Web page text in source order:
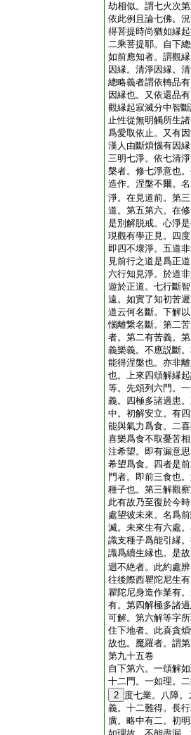
劫相似。謂七火次
依此例且論七佛。
得菩提時尚猶如縁
二乘菩提耶。自下
如前應知者。謂觀
因縁。清淨因縁。
總略義者謂依轉品
因縁也。又依還品
觀縁起寂滅分中智
止性從無明觸所生
爲愛取依止。又有
漢人由斷煩惱有因
三明七淨。依七清
槃者。修七淨意也
造作。涅槃不爾。
淨。在見道前。第
道。第五第六。在
是別解脱戒。心淨
現觀有學正見。四
即四不壞淨。五道
見前行之道是爲正
六行知見淨。於道
遊於正道。七行斷
遠。如實了知初苦
道云何名斷。下解
惱離繋名斷。第二
者。第二有苦義。
義樂義。不應説斷
能得涅槃也。亦非
也。上來四頌解縁
等。先頌列六門。
義。四極多諸過患
中。初解安立。有
能與氣力爲食。二
喜樂爲食不取憂苦
注希望。即有漏意
希望爲食。四者是
門者。即前三食也
種子也。第三解觀
此有故乃至復於今
處望彼未來。名爲
滅。未來生有六處
識支種子爲能引縁
識爲續生縁也。是
迴不絶者。此約處
往後際西瞿陀尼生
瞿陀尼身造作業有
有。第四解極多諸
可解。第六解等字
住下地者。此喜貪
故也。魔羅者。謂
第九十五卷
自下第六。一頌解
十二門。一如理。
2 度七業。八障
義。十二難得。長
廣。略中有二。初